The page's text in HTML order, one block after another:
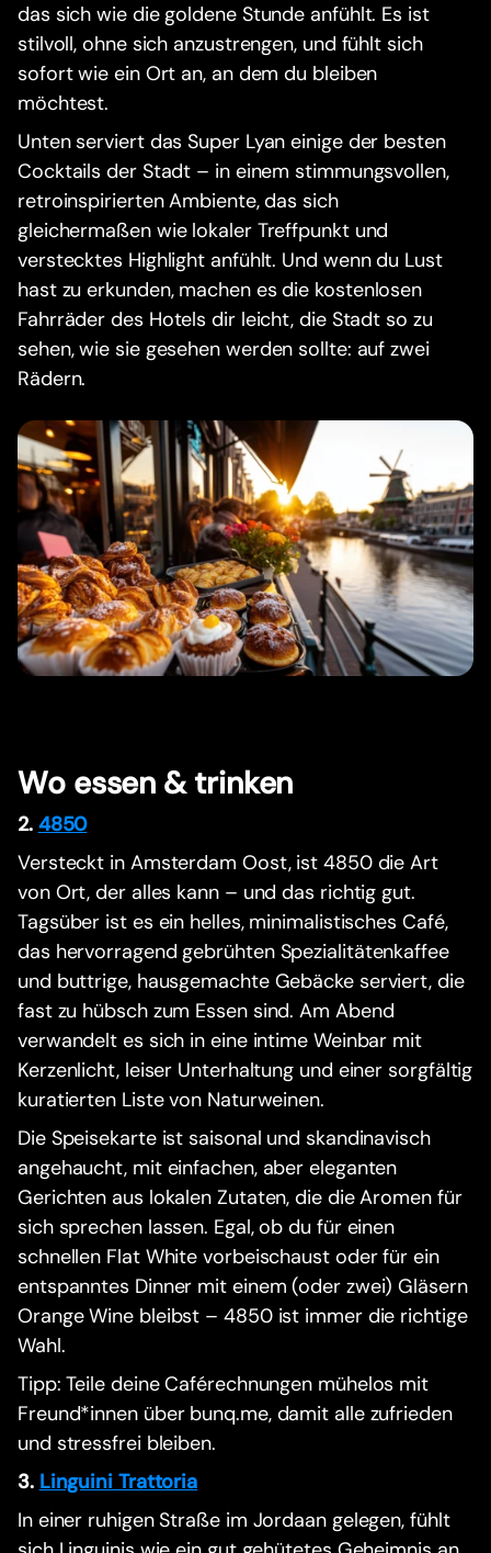
das sich wie die goldene Stunde anfühlt. Es ist
stilvoll, ohne sich anzustrengen, und fühlt sich
sofort wie ein Ort an, an dem du bleiben
möchtest.
Unten serviert das Super Lyan einige der besten
Cocktails der Stadt – in einem stimmungsvollen,
retroinspirierten Ambiente, das sich
gleichermaßen wie lokaler Treffpunkt und
verstecktes Highlight anfühlt. Und wenn du Lust
hast zu erkunden, machen es die kostenlosen
Fahrräder des Hotels dir leicht, die Stadt so zu
sehen, wie sie gesehen werden sollte: auf zwei
Rädern.
Wo essen & trinken
2. 4850
Versteckt in Amsterdam Oost, ist 4850 die Art
von Ort, der alles kann – und das richtig gut.
Tagsüber ist es ein helles, minimalistisches Café,
das hervorragend gebrühten Spezialitätenkaffee
und buttrige, hausgemachte Gebäcke serviert, die
fast zu hübsch zum Essen sind. Am Abend
verwandelt es sich in eine intime Weinbar mit
Kerzenlicht, leiser Unterhaltung und einer sorgfältig
kuratierten Liste von Naturweinen.
Die Speisekarte ist saisonal und skandinavisch
angehaucht, mit einfachen, aber eleganten
Gerichten aus lokalen Zutaten, die die Aromen für
sich sprechen lassen. Egal, ob du für einen
schnellen Flat White vorbeischaust oder für ein
entspanntes Dinner mit einem (oder zwei) Gläsern
Orange Wine bleibst – 4850 ist immer die richtige
Wahl.
Tipp: Teile deine Caférechnungen mühelos mit
Freund*innen über bunq.me, damit alle zufrieden
und stressfrei bleiben.
3. Linguini Trattoria
In einer ruhigen Straße im Jordaan gelegen, fühlt